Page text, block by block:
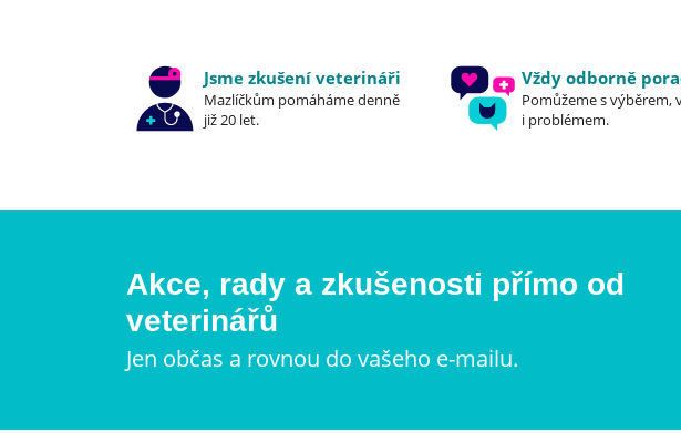
Jsme zkušení veterináři
Mazlíčkům pomáháme denně
již 20 let.
Vždy odborně
Pomůžeme s výběrem,
i problémem.
Akce, rady a zkušenosti přímo od
veterinářů
Jen občas a rovnou do vašeho e-mailu.